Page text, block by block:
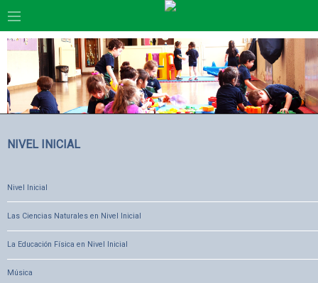
NIVEL INICIAL
Nivel Inicial
Las Ciencias Naturales en Nivel Inicial
La Educación Física en Nivel Inicial
Música